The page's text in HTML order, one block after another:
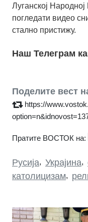
Луганској
погледати видео
стално пристижу.
Наш Телеграм
Поделите вест
https://
Пратите ВОСТОК на:
Русија, Украјина,
католицизам,